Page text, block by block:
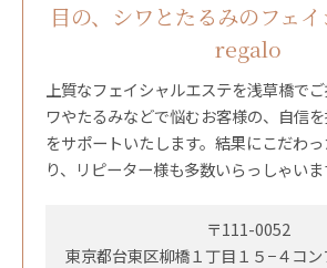
目の、シワとたるみのフェ
regalo
上質なフェイシャルエステを浅草橋で
ワやたるみなどで悩むお客様の、自信
をサポートいたします。結果にこだわ
り、リピーター様も多数いらっしゃいま
〒111-0052
東京都台東区柳橋１丁目１５−４コ